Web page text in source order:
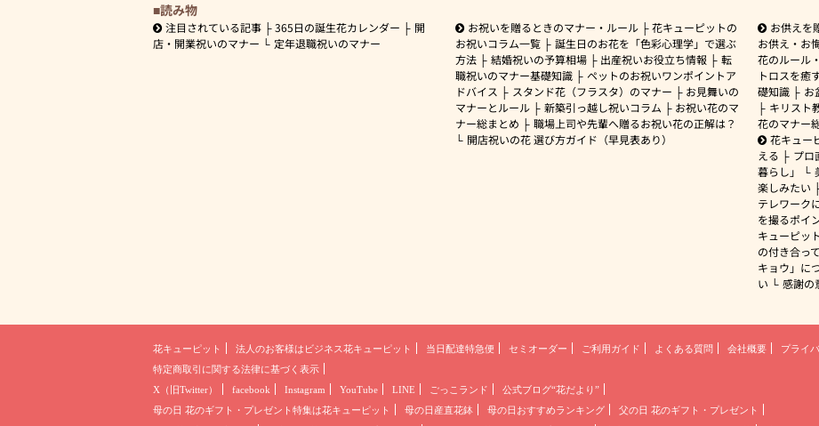
読み物
注目されている記事 365日の誕生花カレンダー
開
店・開業祝いのマナー
定年退職祝いのマナー
お祝いを贈るときのマナー・ルール
花キューピットの
お祝いコラム一覧
誕生日のお花を「色彩心理学」で選ぶ
方法
結婚祝いの予算相場 出産祝いお役立ち情報
転
職祝いのマナー基礎知識
ペットのお祝いワンポイントア
ドバイス
スタンド花（フラスタ）のマナー
お見舞いの
マナーとルール
新築引っ越し祝いコラム
お祝い花のマ
ナー総まとめ
職場上司や先輩へ贈るお祝い花の正解は？
開店祝いの花 選び方ガイド（早見表あり）
お供えを
お供え・お
花のルール
トロスを癒
礎知識
お
キリスト
花のマナー
花キュー
える
プロ
暮らし」
楽しみたい
テレワーク
を撮るポイ
キューピッ
の付き合っ
キョウ」に
い
感謝の
花キューピット 法人のお客様は ビジネス花キューピット 当日配達特急便 セミオーダー ご利用ガイド よくある質問 会社概要
プライ
特定商取引に関する法律に基づく表示
X（旧Twitter）
facebook Instagram YouTube LINE ごっこランド
公式ブログ“花だより”
母の日 花のギフト・プレゼント 特集は花キューピット 母の日産直花鉢 母の日おすすめランキング
父の日 花のギフト・プレゼント